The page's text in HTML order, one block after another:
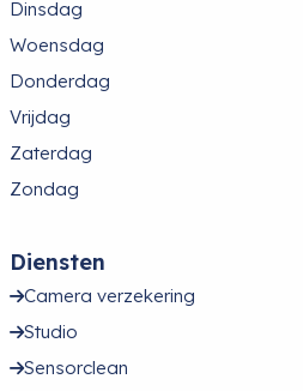
Dinsdag
Woensdag
Donderdag
Vrijdag
Zaterdag
Zondag
Diensten
Camera verzekering
Studio
Sensorclean